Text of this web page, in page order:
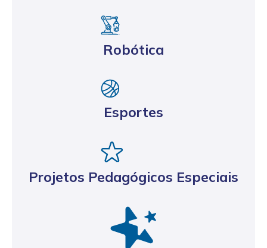
Robótica
Esportes
Projetos Pedagógicos Especiais